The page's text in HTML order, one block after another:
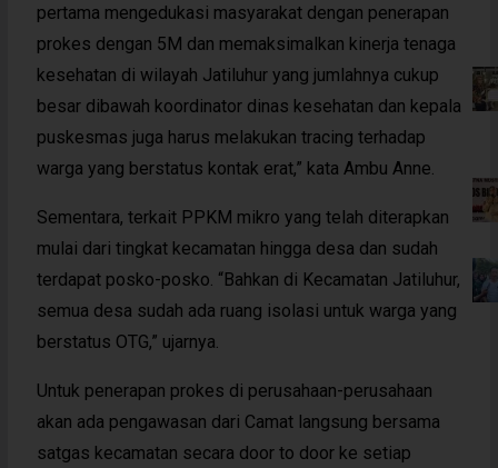
pertama mengedukasi masyarakat dengan penerapan
prokes dengan 5M dan memaksimalkan kinerja tenaga
kesehatan di wilayah Jatiluhur yang jumlahnya cukup
besar dibawah koordinator dinas kesehatan dan kepala
puskesmas juga harus melakukan tracing terhadap
warga yang berstatus kontak erat,” kata Ambu Anne.
Sementara, terkait PPKM mikro yang telah diterapkan
mulai dari tingkat kecamatan hingga desa dan sudah
terdapat posko-posko. “Bahkan di Kecamatan Jatiluhur,
semua desa sudah ada ruang isolasi untuk warga yang
berstatus OTG,” ujarnya.
Untuk penerapan prokes di perusahaan-perusahaan
akan ada pengawasan dari Camat langsung bersama
satgas kecamatan secara door to door ke setiap